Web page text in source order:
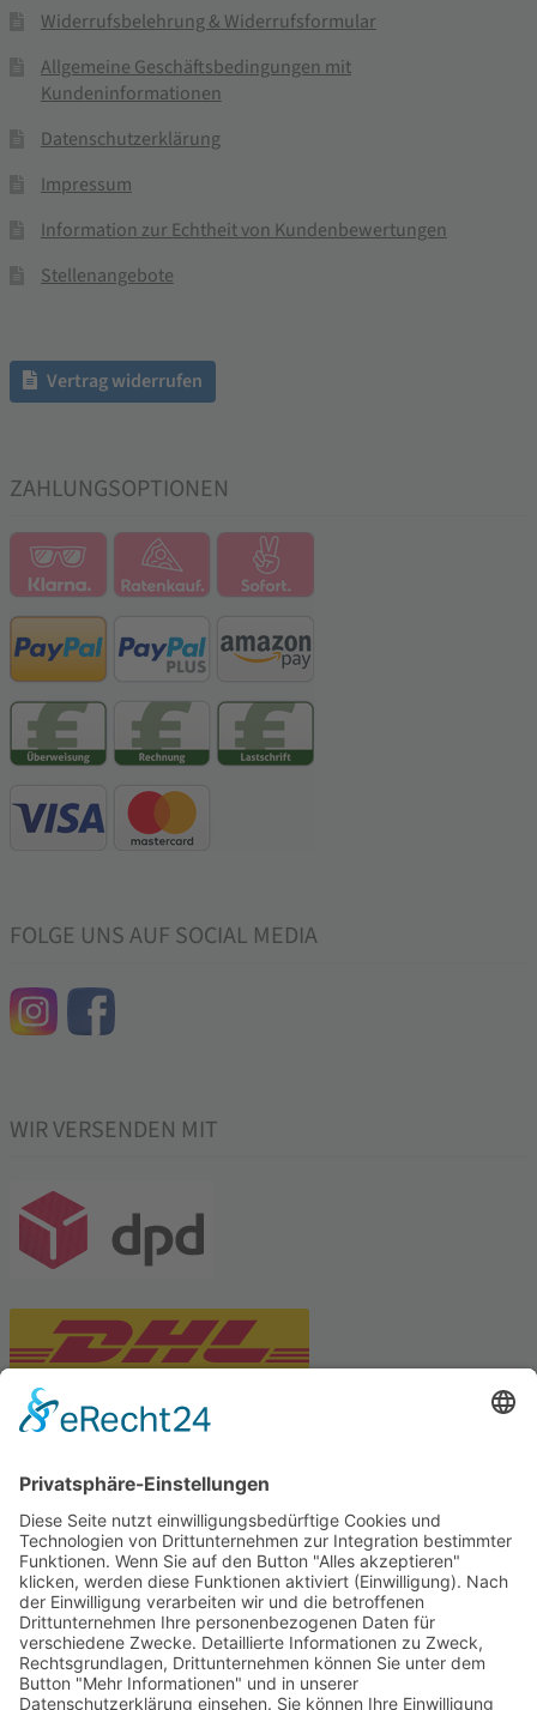
Widerrufsbelehrung & Widerrufsformular
Allgemeine Geschäftsbedingungen mit
Kundeninformationen
Datenschutzerklärung
Impressum
Information zur Echtheit von Kundenbewertungen
Stellenangebote
Vertrag widerrufen
ZAHLUNGSOPTIONEN
FOLGE UNS AUF SOCIAL MEDIA
WIR VERSENDEN MIT
Tekal – Textile Lebensqualität
Exklusive moderne & Orientteppiche
Feuerwerk XXL
Pyrotechnik online bestellen